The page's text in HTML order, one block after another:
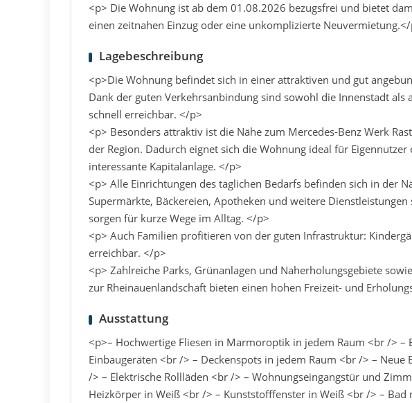
<p> Die Wohnung ist ab dem 01.08.2026 bezugsfrei und bietet
einen zeitnahen Einzug oder eine unkomplizierte
Lagebeschreibung
<p>Die Wohnung befindet sich in einer attraktiven und gut
Dank der guten Verkehrsanbindung sind sowohl die Innenstadt als
schnell erreichbar. </p>
<p> Besonders attraktiv ist die Nähe zum Mercedes-Benz Werk
der Region. Dadurch eignet sich die Wohnung ideal für
interessante Kapitalanlage. </p>
<p> Alle Einrichtungen des täglichen Bedarfs befinden sich in der
Supermärkte, Bäckereien, Apotheken und weitere
sorgen für kurze Wege im Alltag. </p>
<p> Auch Familien profitieren von der guten Infrastruktur:
erreichbar. </p>
<p> Zahlreiche Parks, Grünanlagen und Naherholungsgebiete
zur Rheinauenlandschaft bieten einen hohen Freizeit- und
Ausstattung
<p>– Hochwertige Fliesen in Marmoroptik in jedem Raum <br /> –
Einbaugeräten <br /> – Deckenspots in jedem Raum <br /> –
/> – Elektrische Rollläden <br /> – Wohnungseingangstür und
Heizkörper in Weiß <br /> – Kunststofffenster in Weiß <br /> – Bad